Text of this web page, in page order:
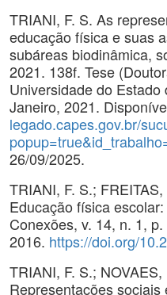
TRIANI, F. S. As
educação física e suas
subáreas biodinâmica,
2021. 138f. Tese
Universidade do
Janeiro, 2021.
legado.capes.gov.br/
26/09/2025.
TRIANI, F. S.;
Educação física
Conexões, v. 14, n. 1,
2016. https://doi.org/
TRIANI, F. S.;
Representações